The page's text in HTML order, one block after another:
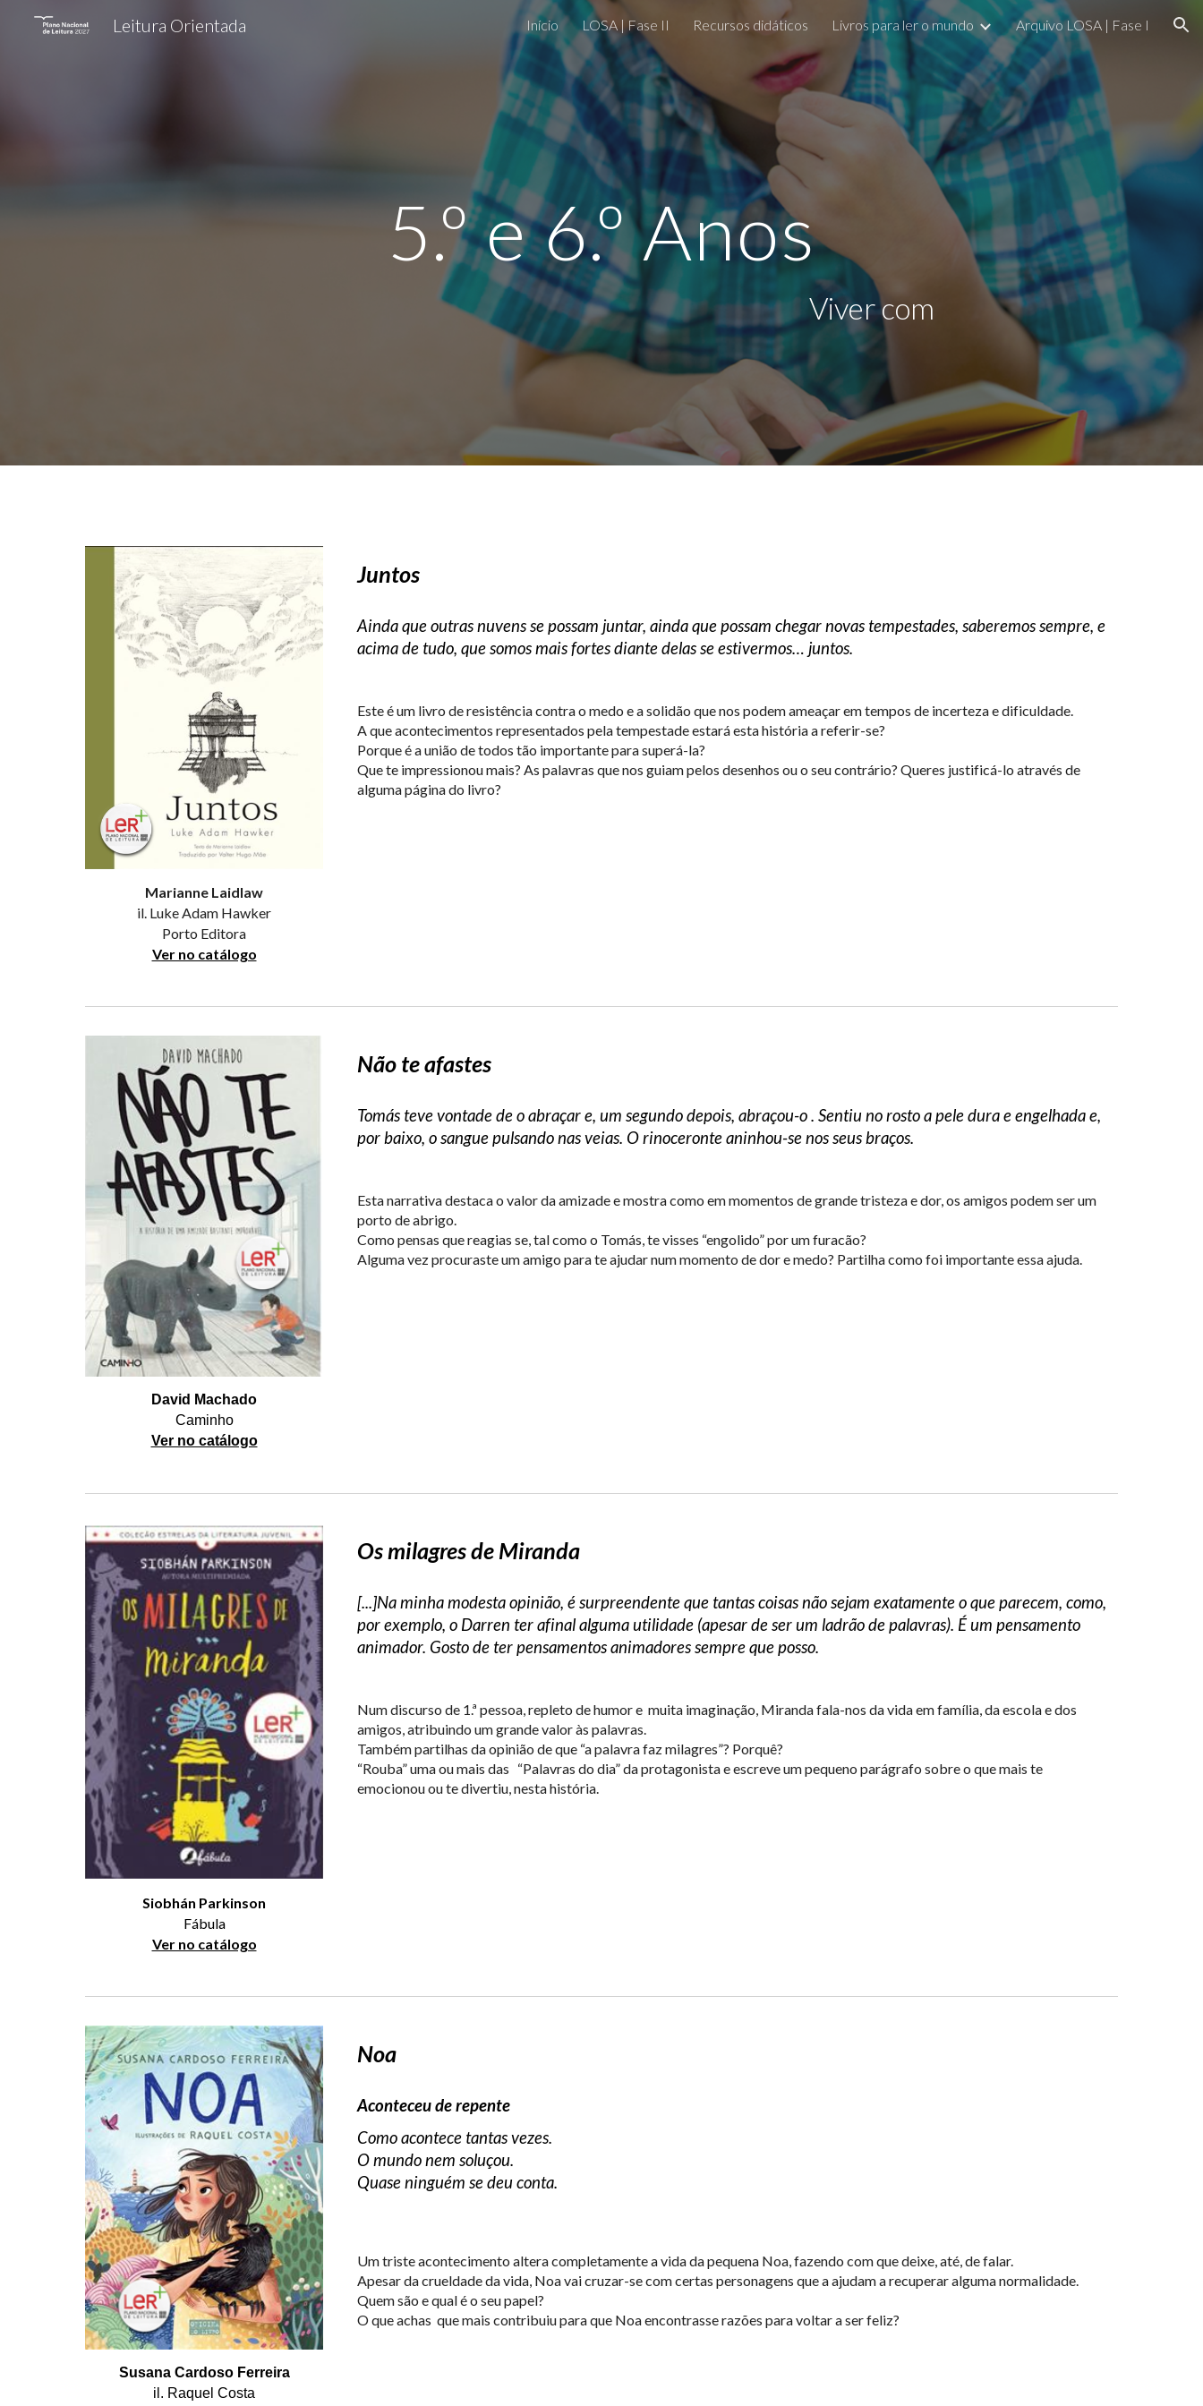
Skip to main content Skip to navigation
Leitura Orientada Início LOSA | Fase II Recursos didáticos Livros para ler o mundo Arquivo LOSA | Fase I
5.º e 6.º Anos
Viver com
Marianne Laidlaw
il. Luke Adam Hawker
Porto Editora
Ver no catálogo
Juntos
Ainda que outras nuvens se possam juntar, ainda que possam chegar novas tempestades, saberemos sempre, e
acima de tudo, que somos mais fortes diante delas se estivermos… juntos.
Este é um livro de resistência contra o medo e a solidão que nos podem ameaçar em tempos de incerteza e dificuldade.
A que acontecimentos representados pela tempestade estará esta história a referir-se?
Porque é a união de todos tão importante para superá-la?
Que te impressionou mais? As palavras que nos guiam pelos desenhos ou o seu contrário? Queres justificá-lo através de
alguma página do livro?
David Machado
Caminho
Ver no catálogo
Não te afastes
Tomás teve vontade de o abraçar e, um segundo depois, abraçou-o . Sentiu no rosto a pele dura e engelhada e,
por baixo, o sangue pulsando nas veias. O rinoceronte aninhou-se nos seus braços.
Esta narrativa destaca o valor da amizade e mostra como em momentos de grande tristeza e dor, os amigos podem ser um
porto de abrigo.
Como pensas que reagias se, tal como o Tomás, te visses “engolido” por um furacão?
Alguma vez procuraste um amigo para te ajudar num momento de dor e medo? Partilha como foi importante essa ajuda.
Siobhán Parkinson
Fábula
Ver no catálogo
Os milagres de Miranda
[...]Na minha modesta opinião, é surpreendente que tantas coisas não sejam exatamente o que parecem, como,
por exemplo, o Darren ter afinal alguma utilidade (apesar de ser um ladrão de palavras). É um pensamento
animador. Gosto de ter pensamentos animadores sempre que posso.
Num discurso de 1.ª pessoa, repleto de humor e muita imaginação, Miranda fala-nos da vida em família, da escola e dos
amigos, atribuindo um grande valor às palavras.
Também partilhas da opinião de que “a palavra faz milagres”? Porquê?
“Rouba” uma ou mais das “Palavras do dia” da protagonista e escreve um pequeno parágrafo sobre o que mais te
emocionou ou te divertiu, nesta história.
Susana Cardoso Ferreira
il. Raquel Costa
Noa
Aconteceu de repente
Como acontece tantas vezes.
O mundo nem soluçou.
Quase ninguém se deu conta.
Um triste acontecimento altera completamente a vida da pequena Noa, fazendo com que deixe, até, de falar.
Apesar da crueldade da vida, Noa vai cruzar-se com certas personagens que a ajudam a recuperar alguma normalidade.
Quem são e qual é o seu papel?
O que achas que mais contribuiu para que Noa encontrasse razões para voltar a ser feliz?